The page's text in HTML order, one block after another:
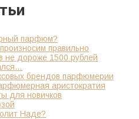
парфюм?
правильно
не дороже 1500 рублей
брендов парфюмерии
аристократия
для новичков
Наде?